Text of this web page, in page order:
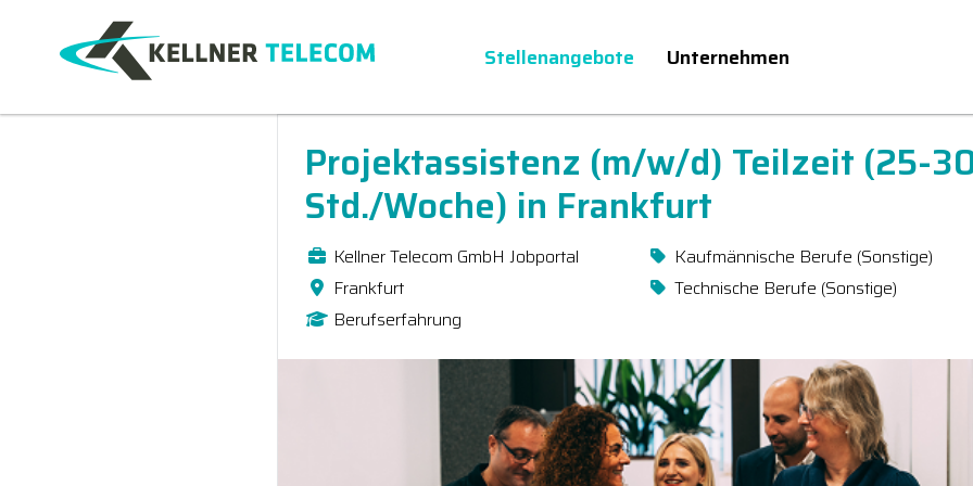
Stellenangebote Unternehmen
Projektassistenz (m/w/d) Teilzeit (25-
Std./Woche) in Frankfurt
Kellner Telecom GmbH Jobportal
Frankfurt
Berufserfahrung
Kaufmännische Berufe (Sonstige)
Technische Berufe (Sonstige)